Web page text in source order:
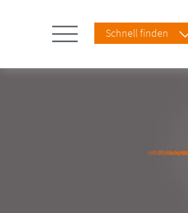
Schnell finden